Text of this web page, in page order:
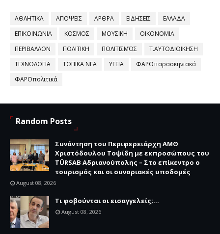
ΑΘΛΗΤΙΚΑ ΑΠΟΨΕΙΣ ΑΡΘΡΑ ΕΙΔΗΣΕΙΣ
ΕΛΛΑΔΑ
ΕΠΙΚΟΙΝΩΝΙΑ
ΚΟΣΜΟΣ ΜΟΥΣΙΚΗ
ΟΙΚΟΝΟΜΙΑ
ΠΕΡΙΒΑΛΛΟΝ
ΠΟΛΙΤΙΚΗ ΠΟΛΙΤΙΣΜΌΣ
Τ.ΑΥΤΟΔΙΟΙΚΗΣΗ
ΤΕΧΝΟΛΟΓΙΑ
ΤΟΠΙΚΑ ΝΕΑ ΥΓΕΙΑ
ΦΑΡΟπαρασκηνιακά
ΦΑΡΟπολιτικά
Random Posts
Συνάντηση του Περιφερειάρχη ΑΜΘ
Χριστόδουλου Τοψίδη με εκπροσώπους του
TÜRSAB Αδριανούπολης – Στο επίκεντρο ο
τουρισμός και οι συνοριακές υποδομές
August 08, 2026
Τι φοβούνται οι εισαγγελείς;...
August 08, 2026